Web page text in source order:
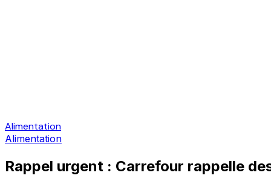
Alimentation
Alimentation
Rappel urgent : Carrefour rappelle